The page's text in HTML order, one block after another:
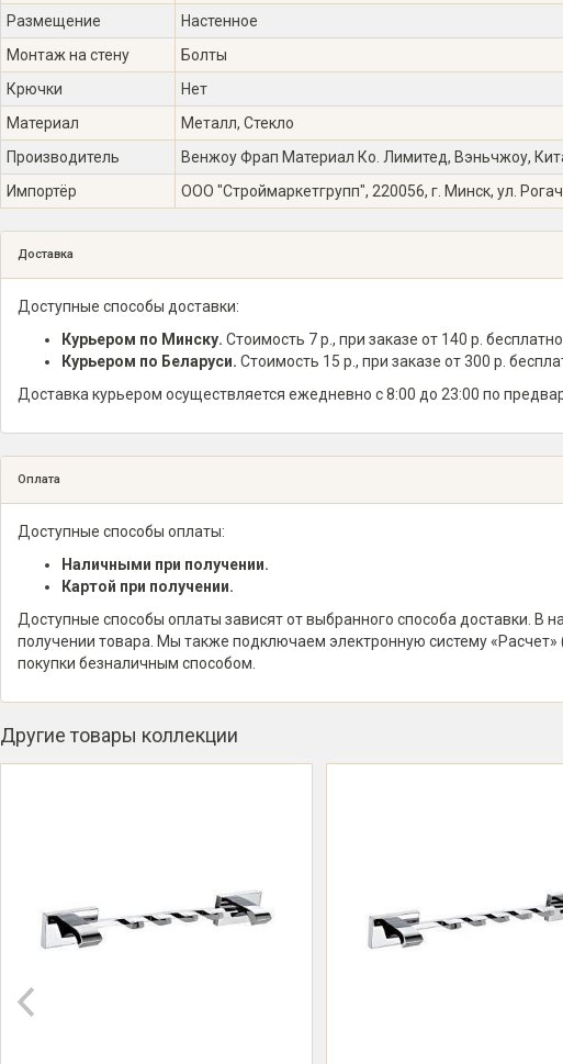
Размещение
Настенное
Монтаж на стену
Болты
Крючки
Нет
Материал
Металл, Стекло
Производитель
Венжоу Фрап Материал Ко. Лимитед, Вэньчжоу,
Импортёр
ООО "Строймаркетгрупп", 220056, г. Минск, ул.
Доставка
Доступные способы доставки:
Курьером по Минску. Стоимость 7 р., при заказе от 140 р.
Курьером по Беларуси. Стоимость 15 р., при заказе от 300 р.
Доставка курьером осуществляется ежедневно с 8:00 до 23:00 по
Оплата
Доступные способы оплаты:
Наличными при получении.
Картой при получении.
Доступные способы оплаты зависят от выбранного способа доставки. В
получении товара. Мы также подключаем электронную систему
покупки безналичным способом.
Другие товары коллекции